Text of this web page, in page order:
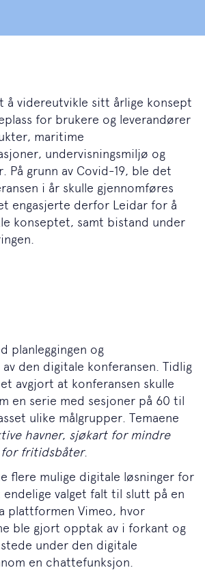
å videreutvikle sitt årlige konsept
for brukere og leverandører
maritime
undervisningsmiljø og
På grunn av Covid-19, ble det
i år skulle gjennomføres
engasjerte derfor Leidar for å
konseptet, samt bistand under
planleggingen og
den digitale konferansen. Tidlig
avgjort at konferansen skulle
en serie med sesjoner på 60 til
ulike målgrupper. Temaene
havner, sjøkart for mindre
fritidsbåter.
flere mulige digitale løsninger for
endelige valget falt til slutt på en
plattformen Vimeo, hvor
ble gjort opptak av i forkant og
under den digitale
en chattefunksjon.